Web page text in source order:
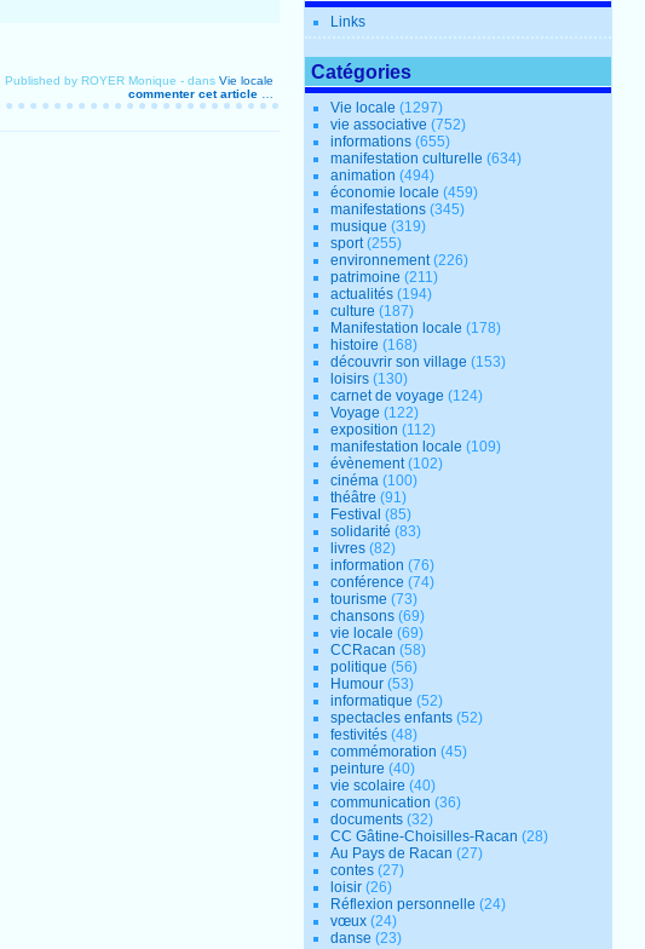
Published by ROYER Monique -dans Vie locale
commenter cet article
Links
Catégories
Vie locale (1297)
vie associative (752)
informations (655)
manifestation culturelle (634)
animation (494)
économie locale (459)
manifestations (345)
musique (319)
sport(255)
environnement(226)
patrimoine (211)
actualités (194)
culture (187)
Manifestation locale (178)
histoire (168)
découvrir son village (153)
loisirs (130)
carnet de voyage (124)
Voyage (122)
exposition (112)
manifestation locale (109)
évènement(102)
cinéma (100)
théâtre (91)
Festival (85)
solidarité (83)
livres (82)
information (76)
conférence (74)
tourisme (73)
chansons (69)
vie locale (69)
CCRacan (58)
politique (56)
Humour (53)
informatique (52)
spectacles enfants (52)
festivités (48)
commémoration (45)
peinture (40)
vie scolaire (40)
communication (36)
documents (32)
CC Gâtine-Choisilles-Racan (28)
Au Pays de Racan (27)
contes (27)
loisir (26)
Réflexion personnelle (24)
vœux (24)
danse (23)